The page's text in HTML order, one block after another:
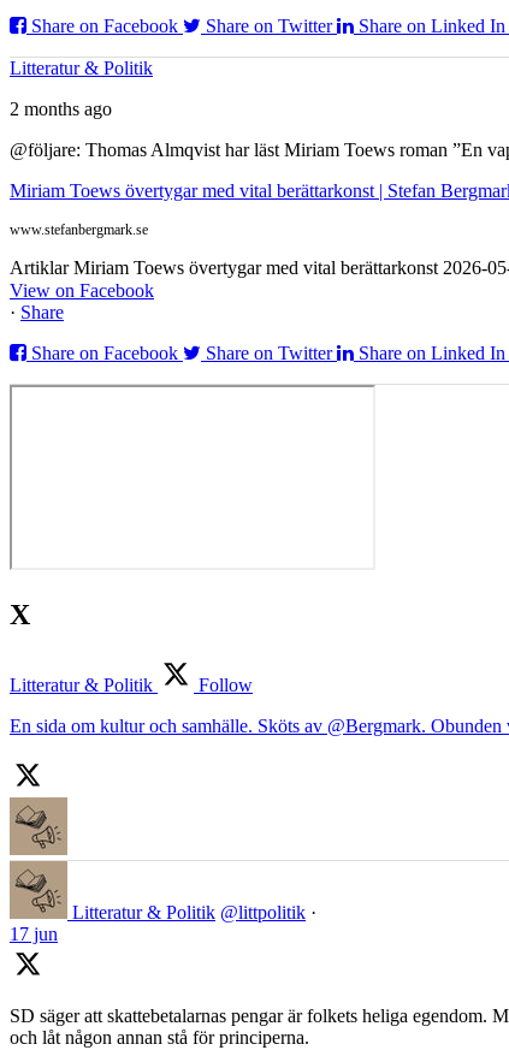
Share on Facebook
Share on Twitter Share on Linked In
Litteratur & Politik
2 months ago
@följare: Thomas Almqvist har läst Miriam Toews roman ”En
Miriam Toews övertygar med vital berättarkonst | Stefan
www.stefanbergmark.se
Artiklar Miriam Toews övertygar med vital berättarkonst 2026-
View on Facebook
· Share
Share on Facebook
Share on Twitter Share on Linked In
X
Litteratur & Politik
Follow
En sida om kultur och samhälle. Sköts av @Bergmark.
Litteratur & Politik @littpolitik ·
17 jun
SD säger att skattebetalarnas pengar är folkets heliga
och låt någon annan stå för principerna.